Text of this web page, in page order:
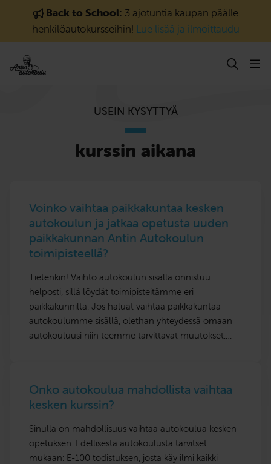
Siirry sisältöönBack to School: 3 ajotuntia kaupan päälle
henkilöautokursseihin! Lue lisää ja ilmoittaudu
USEIN KYSYTTYÄ
kurssin aikana
Voinko vaihtaa paikkakuntaa kesken
autokoulun ja jatkaa opetusta uuden
paikkakunnan Antin Autokoulun
toimipisteellä?
Tietenkin! Vaihto autokoulun sisällä onnistuu
helposti, sillä löydät toimipisteitämme eri
paikkakunnilta. Jos haluat vaihtaa paikkakuntaa
autokoulumme sisällä, olethan yhteydessä omaan
autokouluusi niin teemme tarvittavat muutokset.…
Onko autokoulua mahdollista vaihtaa
kesken kurssin?
Sinulla on mahdollisuus vaihtaa autokoulua kesken
opetuksen. Edellisestä autokoulusta tarvitset
mukaan: E-100 todistuksen, josta käy ilmi kaikki